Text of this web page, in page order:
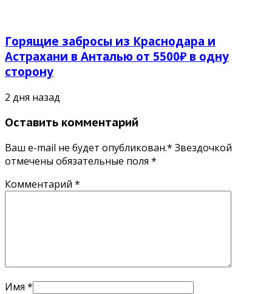
Горящие забросы из Краснодара и
Астрахани в Анталью от 5500₽ в одну
сторону
2 дня назад
Оставить комментарий
Ваш e-mail не будет опубликован.* Звездочкой
отмечены обязательные поля *
Комментарий *
Имя *